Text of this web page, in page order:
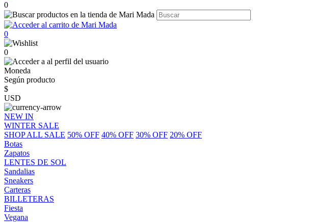
0
0
0
Moneda
Según producto
$
USD
NEW IN
WINTER SALE
SHOP ALL SALE 50% OFF 40% OFF 30% OFF 20% OFF
Botas
Zapatos
LENTES DE SOL
Sandalias
Sneakers
Carteras
BILLETERAS
Fiesta
Vegana